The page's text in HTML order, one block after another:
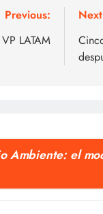
Previous:
LATAM
Ambiente: el